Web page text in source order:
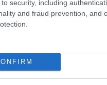
security, including
and fraud prevention, and